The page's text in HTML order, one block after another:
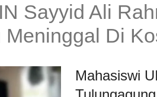
Sayyid Ali
Di
Mahasiswi